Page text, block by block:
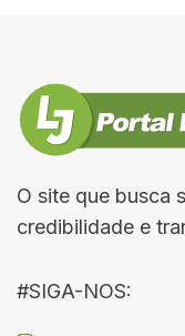
O site que busca
credibilidade e
#SIGA-NOS: